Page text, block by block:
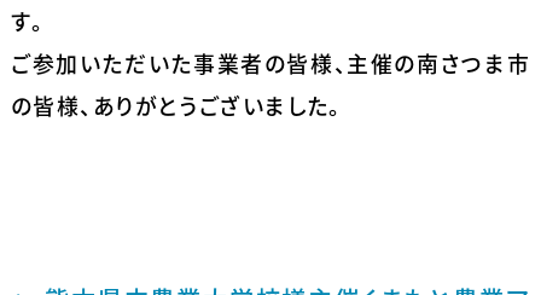
す。
ご参加いただいた事業者の皆様、主催の南さつま市
の皆様、ありがとうございました。